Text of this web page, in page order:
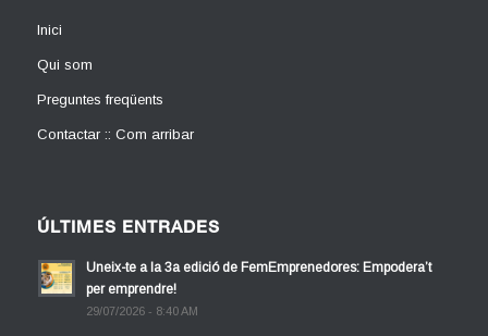
Inici
Qui som
Preguntes freqüents
Contactar :: Com arribar
ÚLTIMES ENTRADES
Uneix-te a la 3a edició de FemEmprenedores: Empodera’t
per emprendre!
29/07/2026 - 8:40 AM